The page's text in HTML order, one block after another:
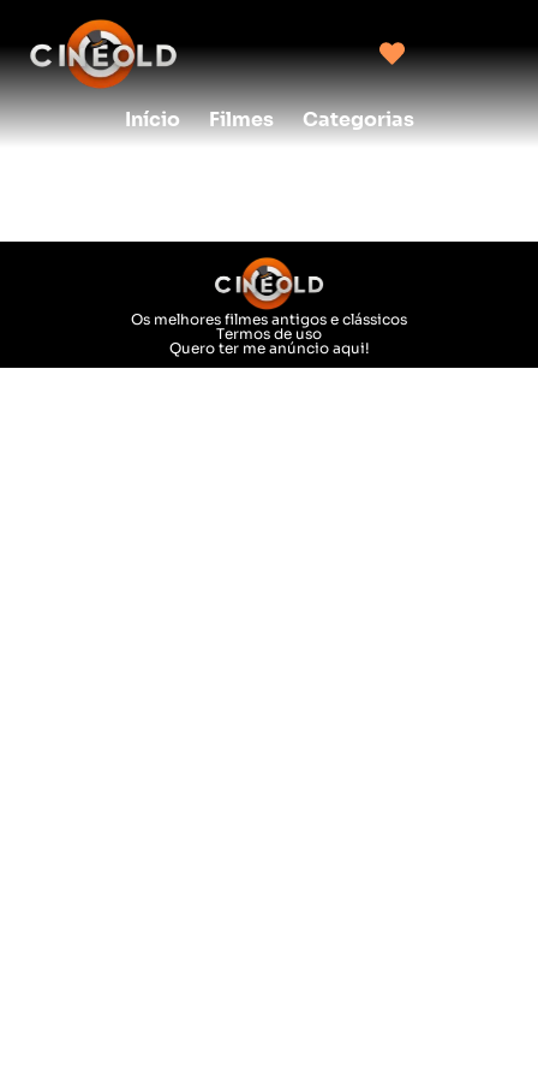
Início Filmes Categorias
Os melhores filmes antigos e clássicos
Termos de uso
Quero ter me anúncio aqui!